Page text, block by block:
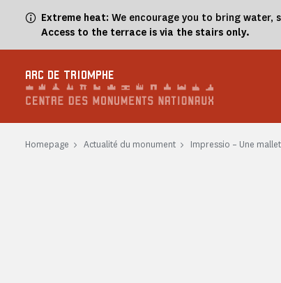
Extreme heat: We encourage you to bring water,
Access to the terrace is via the stairs only.
ARC DE TRIOMPHE
Homepage Actualité du monument Impressio – Une